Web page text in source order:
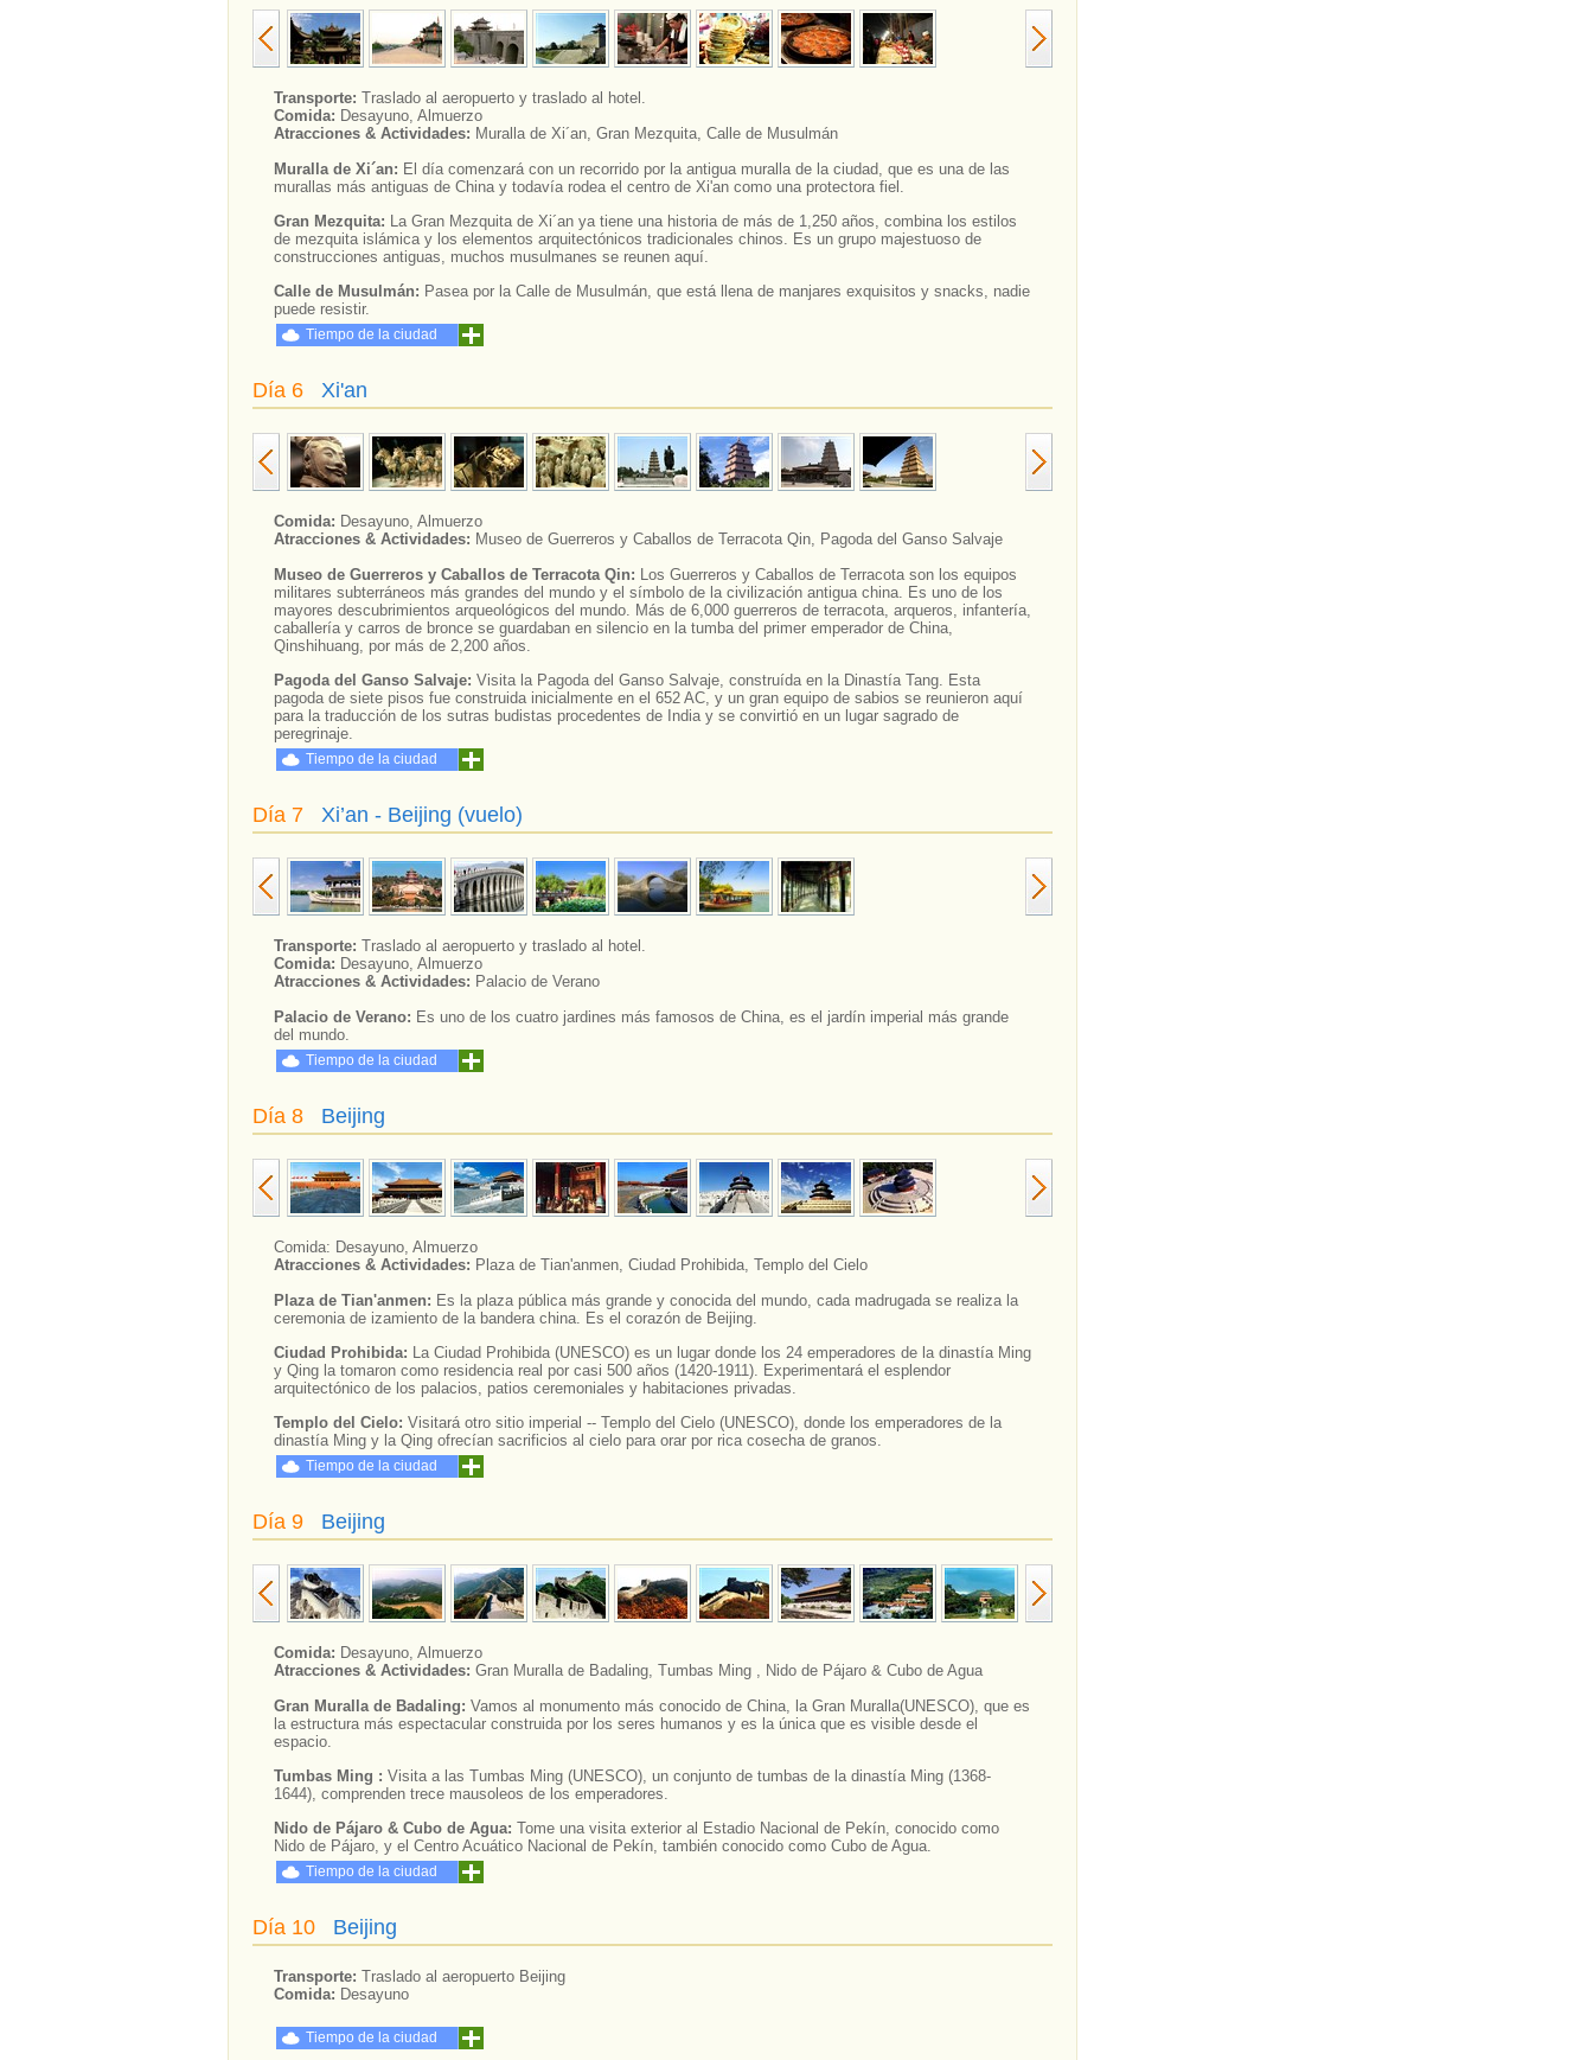
Transporte: Traslado al aeropuerto y traslado al hotel.
Comida: Desayuno, Almuerzo
Atracciones & Actividades: Muralla de Xi´an, Gran Mezquita, Calle de Musulmán
Muralla de Xi´an: El día comenzará con un recorrido por la antigua muralla de la ciudad, que es una de las
murallas más antiguas de China y todavía rodea el centro de Xi'an como una protectora fiel.
Gran Mezquita: La Gran Mezquita de Xi´an ya tiene una historia de más de 1,250 años, combina los estilos
de mezquita islámica y los elementos arquitectónicos tradicionales chinos. Es un grupo majestuoso de
construcciones antiguas, muchos musulmanes se reunen aquí.
Calle de Musulmán: Pasea por la Calle de Musulmán, que está llena de manjares exquisitos y snacks, nadie
puede resistir.
Tiempo de la ciudad
Día 6 Xi'an
Comida: Desayuno, Almuerzo
Atracciones & Actividades: Museo de Guerreros y Caballos de Terracota Qin, Pagoda del Ganso Salvaje
Museo de Guerreros y Caballos de Terracota Qin: Los Guerreros y Caballos de Terracota son los equipos
militares subterráneos más grandes del mundo y el símbolo de la civilización antigua china. Es uno de los
mayores descubrimientos arqueológicos del mundo. Más de 6,000 guerreros de terracota, arqueros, infantería,
caballería y carros de bronce se guardaban en silencio en la tumba del primer emperador de China,
Qinshihuang, por más de 2,200 años.
Pagoda del Ganso Salvaje: Visita la Pagoda del Ganso Salvaje, construída en la Dinastía Tang. Esta
pagoda de siete pisos fue construida inicialmente en el 652 AC, y un gran equipo de sabios se reunieron aquí
para la traducción de los sutras budistas procedentes de India y se convirtió en un lugar sagrado de
peregrinaje.
Tiempo de la ciudad
Día 7 Xi’an - Beijing (vuelo)
Transporte: Traslado al aeropuerto y traslado al hotel.
Comida: Desayuno, Almuerzo
Atracciones & Actividades: Palacio de Verano
Palacio de Verano: Es uno de los cuatro jardines más famosos de China, es el jardín imperial más grande
del mundo.
Tiempo de la ciudad
Día 8 Beijing
Comida: Desayuno, Almuerzo
Atracciones & Actividades: Plaza de Tian'anmen, Ciudad Prohibida, Templo del Cielo
Plaza de Tian'anmen: Es la plaza pública más grande y conocida del mundo, cada madrugada se realiza la
ceremonia de izamiento de la bandera china. Es el corazón de Beijing.
Ciudad Prohibida: La Ciudad Prohibida (UNESCO) es un lugar donde los 24 emperadores de la dinastía Ming
y Qing la tomaron como residencia real por casi 500 años (1420-1911). Experimentará el esplendor
arquitectónico de los palacios, patios ceremoniales y habitaciones privadas.
Templo del Cielo: Visitará otro sitio imperial -- Templo del Cielo (UNESCO), donde los emperadores de la
dinastía Ming y la Qing ofrecían sacrificios al cielo para orar por rica cosecha de granos.
Tiempo de la ciudad
Día 9 Beijing
Comida: Desayuno, Almuerzo
Atracciones & Actividades: Gran Muralla de Badaling, Tumbas Ming , Nido de Pájaro & Cubo de Agua
Gran Muralla de Badaling: Vamos al monumento más conocido de China, la Gran Muralla(UNESCO), que es
la estructura más espectacular construida por los seres humanos y es la única que es visible desde el
espacio.
Tumbas Ming : Visita a las Tumbas Ming (UNESCO), un conjunto de tumbas de la dinastía Ming (1368-
1644), comprenden trece mausoleos de los emperadores.
Nido de Pájaro & Cubo de Agua: Tome una visita exterior al Estadio Nacional de Pekín, conocido como
Nido de Pájaro, y el Centro Acuático Nacional de Pekín, también conocido como Cubo de Agua.
Tiempo de la ciudad
Día 10 Beijing
Transporte: Traslado al aeropuerto Beijing
Comida: Desayuno
Tiempo de la ciudad